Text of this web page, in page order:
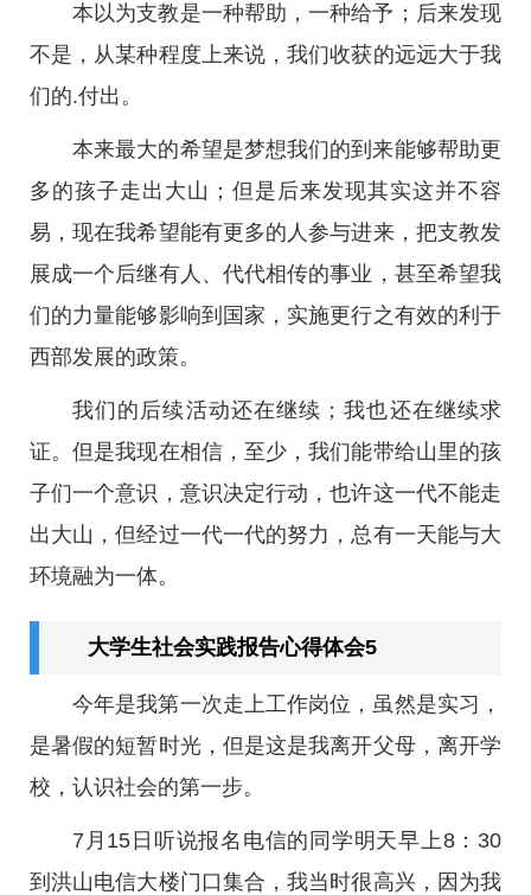
本以为支教是一种帮助，一种给予；后来发现
不是，从某种程度上来说，我们收获的远远大于我
们的.付出。
本来最大的希望是梦想我们的到来能够帮助更
多的孩子走出大山；但是后来发现其实这并不容
易，现在我希望能有更多的人参与进来，把支教发
展成一个后继有人、代代相传的事业，甚至希望我
们的力量能够影响到国家，实施更行之有效的利于
西部发展的政策。
我们的后续活动还在继续；我也还在继续求
证。但是我现在相信，至少，我们能带给山里的孩
子们一个意识，意识决定行动，也许这一代不能走
出大山，但经过一代一代的努力，总有一天能与大
环境融为一体。
大学生社会实践报告心得体会5
今年是我第一次走上工作岗位，虽然是实习，
是暑假的短暂时光，但是这是我离开父母，离开学
校，认识社会的第一步。
7月15日听说报名电信的同学明天早上8：30
到洪山电信大楼门口集合，我当时很高兴，因为我